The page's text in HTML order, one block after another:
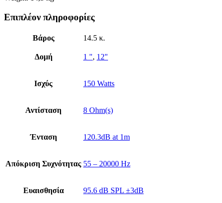
Επιπλέον πληροφορίες
Βάρος 14.5 κ.
Δομή 1 ", 12"
Ισχύς 150 Watts
Αντίσταση 8 Ohm(s)
Ένταση 120.3dB at 1m
Απόκριση Συχνότητας 55 – 20000 Hz
Ευαισθησία 95.6 dB SPL ±3dB